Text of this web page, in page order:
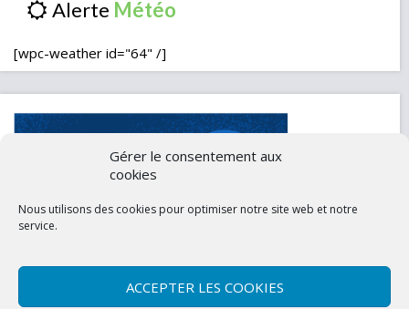
Gérer le consentement aux
cookies
Nous utilisons des cookies pour optimiser notre site web et notre
service.
ACCEPTER LES COOKIES
Alerte
[wpc-weather id="64" /]